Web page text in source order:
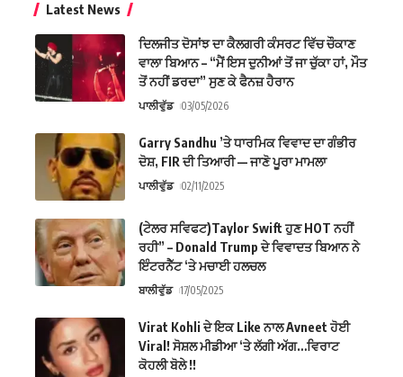
Latest News
ਦਿਲਜੀਤ ਦੋਸਾਂਝ ਦਾ ਕੈਲਗਰੀ ਕੰਸਰਟ ਵਿੱਚ ਚੌਕਾਣ
ਵਾਲਾ ਬਿਆਨ – “ਮੈਂ ਇਸ ਦੁਨੀਆਂ ਤੋਂ ਜਾ ਚੁੱਕਾ ਹਾਂ, ਮੌਤ
ਤੋਂ ਨਹੀਂ ਡਰਦਾ” ਸੁਣ ਕੇ ਫੈਨਜ਼ ਹੈਰਾਨ
ਪਾਲੀਵੁੱਡ 03/05/2026
Garry Sandhu ’ਤੇ ਧਾਰਮਿਕ ਵਿਵਾਦ ਦਾ ਗੰਭੀਰ
ਦੋਸ਼, FIR ਦੀ ਤਿਆਰੀ — ਜਾਣੋ ਪੂਰਾ ਮਾਮਲਾ
ਪਾਲੀਵੁੱਡ 02/11/2025
(ਟੇਲਰ ਸਵਿਫਟ)Taylor Swift ਹੁਣ HOT ਨਹੀਂ
ਰਹੀ” – Donald Trump ਦੇ ਵਿਵਾਦਤ ਬਿਆਨ ਨੇ
ਇੰਟਰਨੈੱਟ ‘ਤੇ ਮਚਾਈ ਹਲਚਲ
ਬਾਲੀਵੁੱਡ 17/05/2025
Virat Kohli ਦੇ ਇਕ Like ਨਾਲ Avneet ਹੋਈ
Viral! ਸੋਸ਼ਲ ਮੀਡੀਆ ‘ਤੇ ਲੱਗੀ ਅੱਗ…ਵਿਰਾਟ
ਕੋਹਲੀ ਬੋਲੇ !!